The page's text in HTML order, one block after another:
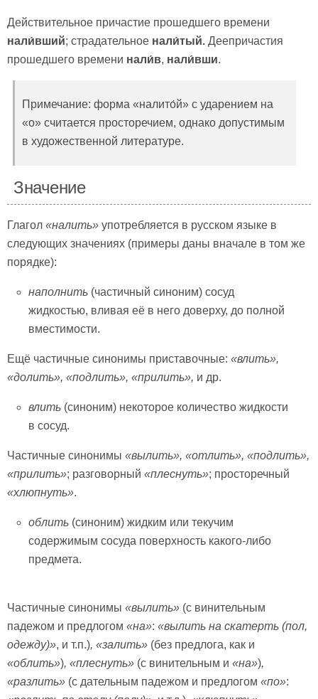
Действительное причастие прошедшего времени
нали́вший; страдательное нали́тый. Деепричастия
прошедшего времени нали́в, нали́вши.
Примечание: форма «налито́й» с ударением на
«о» считается просторечием, однако допустимым
в художественной литературе.
Значение
Глагол «налить» употребляется в русском языке в
следующих значениях (примеры даны вначале в том же
порядке):
наполнить (частичный синоним) сосуд
жидкостью, вливая её в него доверху, до полной
вместимости.
Ещё частичные синонимы приставочные: «влить»,
«долить», «подлить», «прилить», и др.
влить (синоним) некоторое количество жидкости
в сосуд.
Частичные синонимы «вылить», «отлить», «подлить»,
«прилить»; разговорный «плеснуть»; просторечный
«хлюпнуть».
облить (синоним) жидким или текучим
содержимым сосуда поверхность какого-либо
предмета.
Частичные синонимы «вылить» (с винительным
падежом и предлогом «на»: «вылить на скатерть (пол,
одежду)», и т.п.), «залить» (без предлога, как и
«облить»), «плеснуть» (с винительным и «на»),
«разлить» (с дательным падежом и предлогом «по»: